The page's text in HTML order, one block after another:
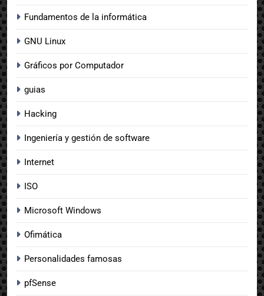
Fundamentos de la informática
GNU Linux
Gráficos por Computador
guias
Hacking
Ingeniería y gestión de software
Internet
ISO
Microsoft Windows
Ofimática
Personalidades famosas
pfSense